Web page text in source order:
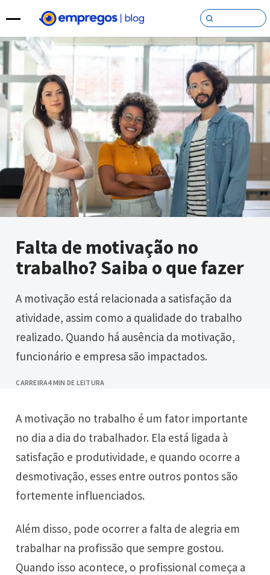
Pular para o conteúdo
Falta de motivação no
trabalho? Saiba o que fazer
A motivação está relacionada a satisfação da
atividade, assim como a qualidade do trabalho
realizado. Quando há ausência da motivação,
funcionário e empresa são impactados.
CARREIRA4 MIN DE LEITURA
A motivação no trabalho é um fator importante
no dia a dia do trabalhador. Ela está ligada à
satisfação e produtividade, e quando ocorre a
desmotivação, esses entre outros pontos são
fortemente influenciados.
Além disso, pode ocorrer a falta de alegria em
trabalhar na profissão que sempre gostou.
Quando isso acontece, o profissional começa a